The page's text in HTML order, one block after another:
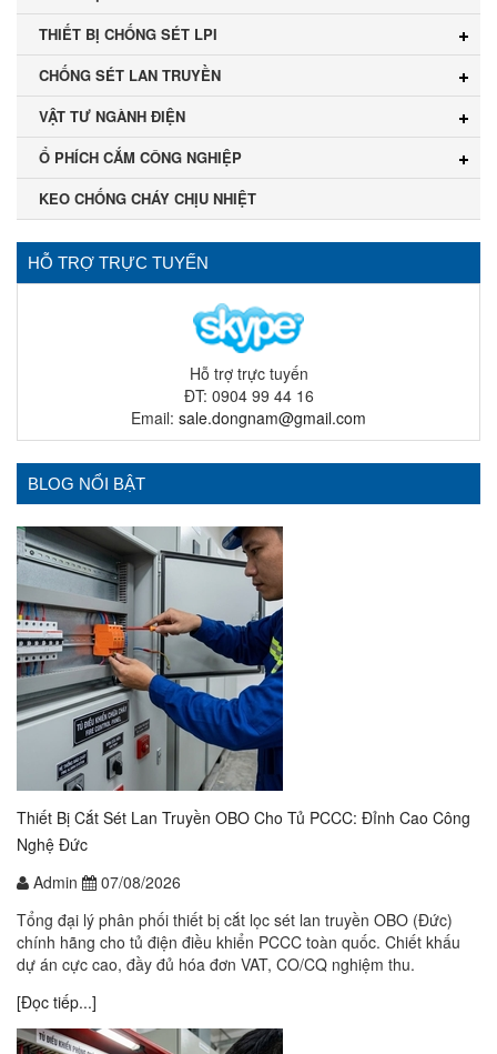
THIẾT BỊ CHỐNG SÉT LPI
CHỐNG SÉT LAN TRUYỀN
VẬT TƯ NGÀNH ĐIỆN
Ổ PHÍCH CẮM CÔNG NGHIỆP
KEO CHỐNG CHÁY CHỊU NHIỆT
HỖ TRỢ TRỰC TUYẾN
Hỗ trợ trực tuyến
ĐT: 0904 99 44 16
Email: sale.dongnam@gmail.com
BLOG NỔI BẬT
Thiết Bị Cắt Sét Lan Truyền OBO Cho Tủ PCCC: Đỉnh Cao Công
Nghệ Đức
Admin
07/08/2026
Tổng đại lý phân phối thiết bị cắt lọc sét lan truyền OBO (Đức)
chính hãng cho tủ điện điều khiển PCCC toàn quốc. Chiết khấu
dự án cực cao, đầy đủ hóa đơn VAT, CO/CQ nghiệm thu.
[Đọc tiếp...]